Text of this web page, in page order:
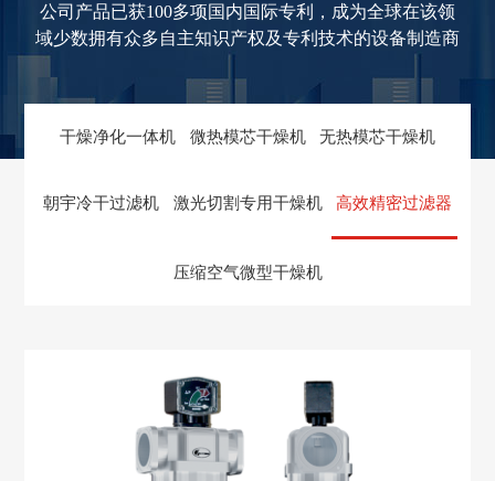
公司产品已获100多项国内国际专利，成为全球在该领
域少数拥有众多自主知识产权及专利技术的设备制造商
干燥净化一体机 微热模芯干燥机 无热模芯干燥机
朝宇冷干过滤机 激光切割专用干燥机 高效精密过滤器
压缩空气微型干燥机